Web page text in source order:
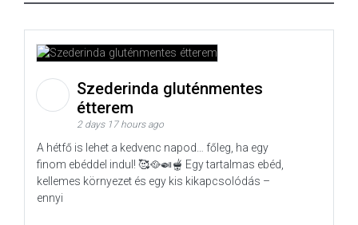
Szederinda gluténmentes
étterem
2 days 17 hours ago
A hétfő is lehet a kedvenc napod… főleg, ha egy
finom ebéddel indul! 🥰🥘🍛🫕 Egy tartalmas ebéd,
kellemes környezet és egy kis kikapcsolódás –
ennyi